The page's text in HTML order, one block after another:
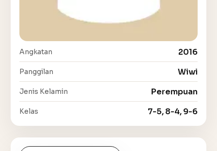
Angkatan 2016
Panggilan Wiwi
Jenis Kelamin Perempuan
Kelas 7-5, 8-4, 9-6